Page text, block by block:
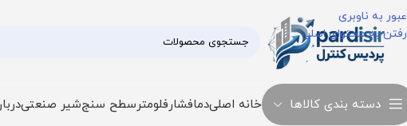
عبور به ناوبری
رفتن به محتوای اصلی
دسته بندی کالاها خانه اصلیدمافشارفلومترسطح سنجشیر صنعتی
خانه